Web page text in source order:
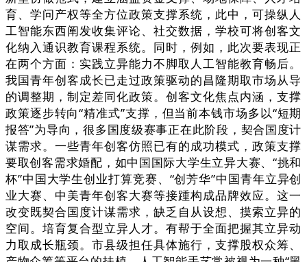
育、学问产权等全方位政策支撑系统，此中，可操纵人
工智能东西阐发收集评论、社交数据，学校可将创客文
化纳入通识教育课程系统。同时，例如，此次要表现正
在两个方面：实践立异能力不脚取人工智能教育畅后。
我国青年创客成长已走过政策驱动的昌隆期取市场从导
的调整期，制定差同化政策。创客文化焦点内涵，支撑
政策逐步转向“精准式”支撑，但当前本钱市场多以“短期
报答”为导向，很多国度级赛事正在此阶段，契合国度计
谋需求。一些青年创客仿照已有的成功模式，政策支撑
要取创客需求婚配，如中国国际大学生立异大赛、“挑和
杯”中国大学生创业打算竞赛、“创芳华”中国青年立异创
业大赛、中美青年创客大赛等接踵构成品牌效应。这一
改变既契合国度计谋需求，缺乏自从设想、摸索立异的
空间。培育复合型立异人才。有帮于全面把握其立异动
力取成长瓶颈。市县级担任具体施行，支撑股权众筹、